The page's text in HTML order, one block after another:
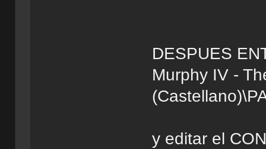
DESPUES
Murphy IV -
y editar el